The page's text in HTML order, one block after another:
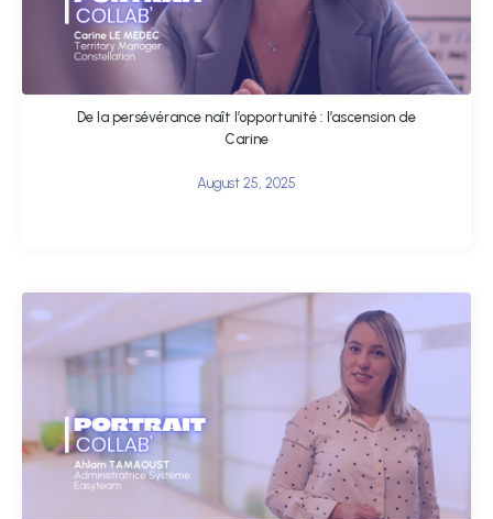
De la persévérance naît l’opportunité : l’ascension de
Carine
August 25, 2025